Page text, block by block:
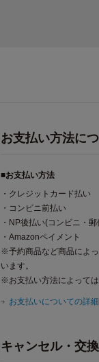
お支払い方法に
■お支払い方法
・クレジットカード払い
・コンビニ前払い
・NP後払い(コンビニ・
・Amazonペイメント
※予約商品など商品によ
います。
※お支払い方法によっては
お支払いについての詳
キャンセル・交